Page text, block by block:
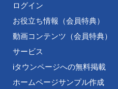
ログイン
お役立ち情報（会員特典）
動画コンテンツ（会員特典）
サービス
iタウンページへの無料掲載
ホームページサンプル作成